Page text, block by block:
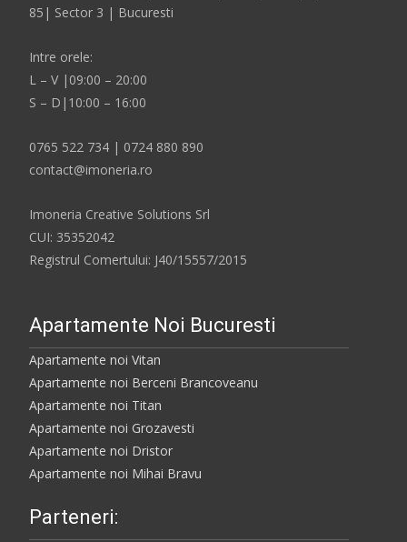
85| Sector 3 | Bucuresti
Intre orele:
L – V |09:00 – 20:00
S – D|10:00 – 16:00
0765 522 734 | 0724 880 890
contact@imoneria.ro
Imoneria Creative Solutions Srl
CUI: 35352042
Registrul Comertului: J40/15557/2015
Apartamente Noi Bucuresti
Apartamente noi Vitan
Apartamente noi Berceni Brancoveanu
Apartamente noi Titan
Apartamente noi Grozavesti
Apartamente noi Dristor
Apartamente noi Mihai Bravu
Parteneri: